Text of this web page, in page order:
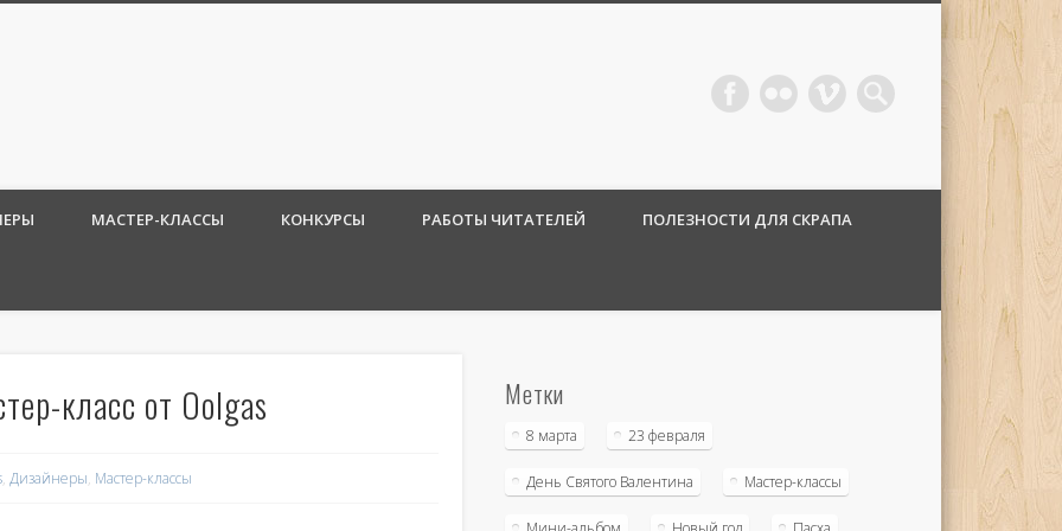
МАСТЕР-КЛАССЫ КОНКУРСЫ РАБОТЫ ЧИТАТЕЛЕЙ ПОЛЕЗНОСТИ ДЛЯ СКРАПА
класс от Oolgas
,Дизайнеры, Мастер-классы
Метки
8 марта 23 февраля
День Святого Валентина Мастер-классы